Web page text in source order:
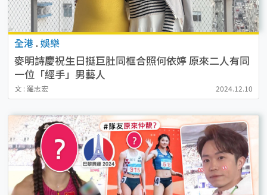
全港 . 娛樂
麥明詩慶祝生日挺巨肚同框合照何依婷 原來二人有同
一位「經手」男藝人
文 : 羅志宏 2024.12.10